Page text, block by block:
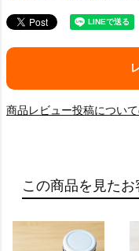
商品レビュー投稿につい
この商品を見た